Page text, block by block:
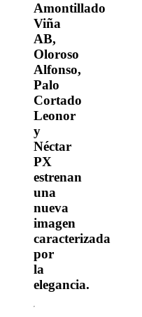
Amontillado
Viña
AB,
Oloroso
Alfonso,
Palo
Cortado
Leonor
y
Néctar
PX
estrenan
una
nueva
imagen
caracterizada
por
la
elegancia.